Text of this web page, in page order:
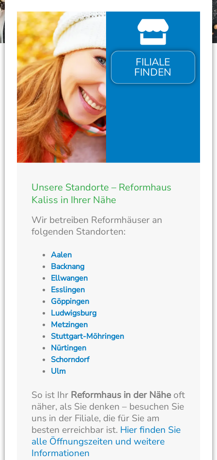
FILIALE
FINDEN
Unsere Standorte – Reformhaus
Kaliss in Ihrer Nähe
Wir betreiben Reformhäuser an
folgenden Standorten:
Aalen
Backnang
Ellwangen
Esslingen
Göppingen
Ludwigsburg
Metzingen
Stuttgart-Möhringen
Nürtingen
Schorndorf
Ulm
So ist Ihr Reformhaus in der Nähe oft
näher, als Sie denken – besuchen Sie
uns in der Filiale, die für Sie am
besten erreichbar ist. Hier finden Sie
alle Öffnungszeiten und weitere
Informationen